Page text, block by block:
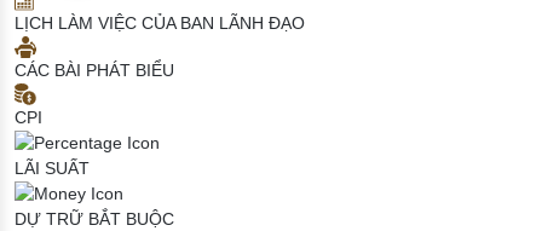
LỊCH LÀM VIỆC CỦA BAN LÃNH ĐẠO
CÁC BÀI PHÁT BIỂU
CPI
LÃI SUẤT
DỰ TRỮ BẮT BUỘC